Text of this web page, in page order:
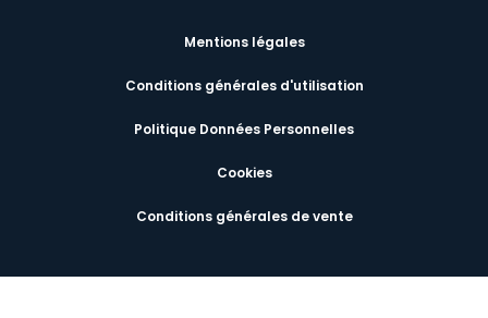
Mentions légales
Conditions générales d'utilisation
Politique Données Personnelles
Cookies
Conditions générales de vente